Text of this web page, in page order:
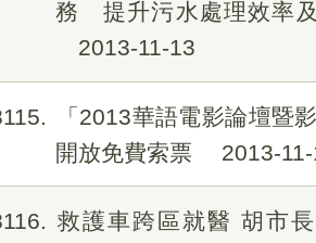
務 提升污水處理效率
2013-11-13
「2013華語電影論壇暨
開放免費索票
2013-
救護車跨區就醫 胡市